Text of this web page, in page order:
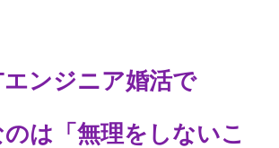
エンジニア婚活で
は「無理をしないこ